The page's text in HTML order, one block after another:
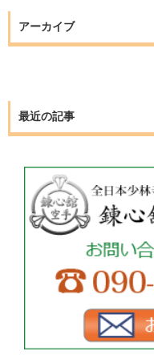
アーカイブ
最近の記事